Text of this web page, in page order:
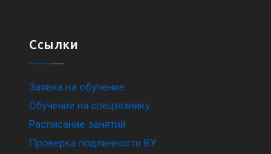
Ссылки
Заявка на обучение
Обучение на спецтехнику
Расписание занятий
Проверка подлинности ВУ